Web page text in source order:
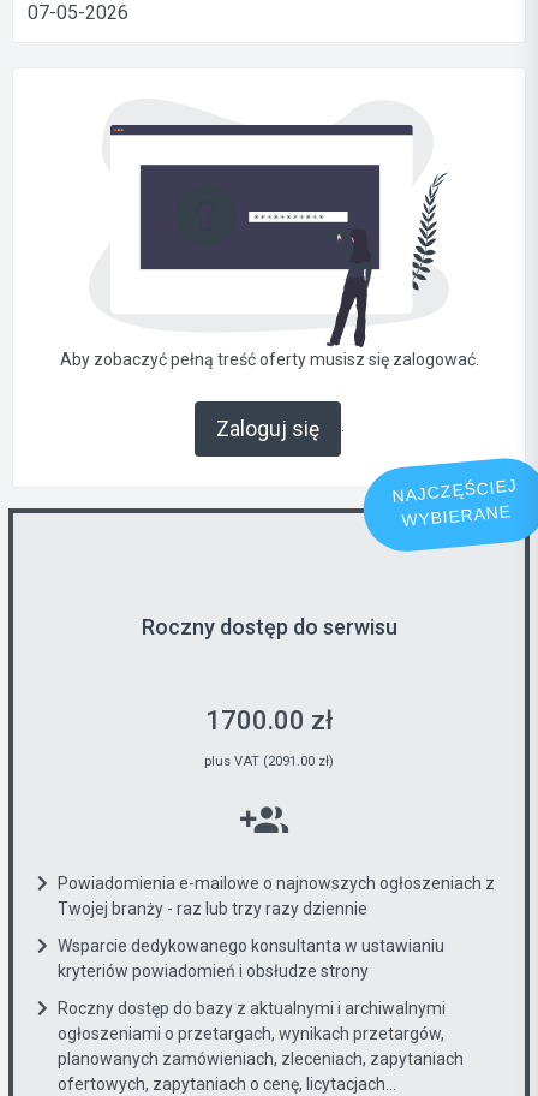
07-05-2026
Aby zobaczyć pełną treść oferty musisz się zalogować.
Zaloguj się .
NAJCZĘŚCIEJ
WYBIERANE
Roczny dostęp do serwisu
1700.00 zł
plus VAT (2091.00 zł)
Powiadomienia e-mailowe o najnowszych ogłoszeniach z
Twojej branży - raz lub trzy razy dziennie
Wsparcie dedykowanego konsultanta w ustawianiu
kryteriów powiadomień i obsłudze strony
Roczny dostęp do bazy z aktualnymi i archiwalnymi
ogłoszeniami o przetargach, wynikach przetargów,
planowanych zamówieniach, zleceniach, zapytaniach
ofertowych, zapytaniach o cenę, licytacjach...